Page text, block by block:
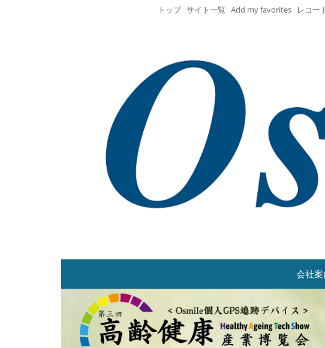
トップ サイト一覧 Add my favorites レコー
会社案